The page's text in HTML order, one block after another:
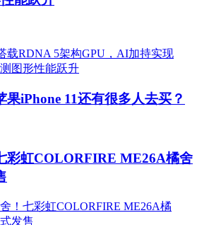
果iPhone 11还有很多人去买？
彩虹COLORFIRE ME26A橘舍